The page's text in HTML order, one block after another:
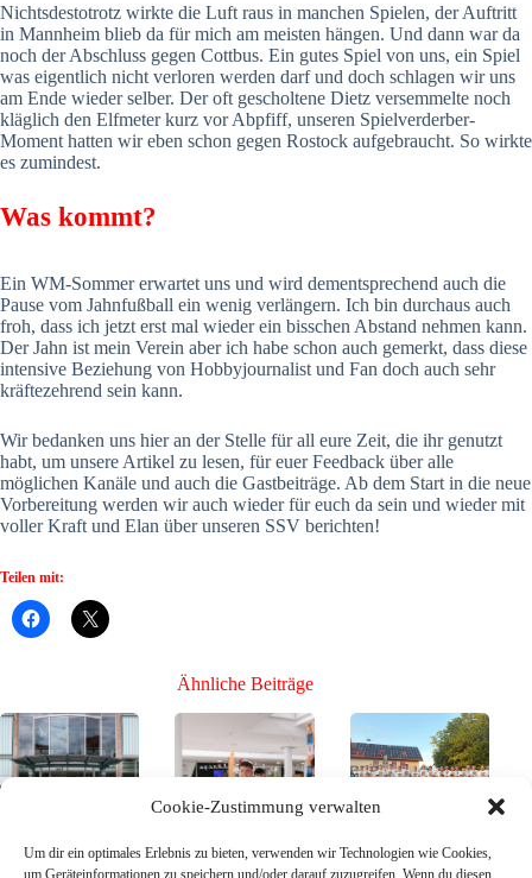
Cookie-Zustimmung verwalten
Um dir ein optimales Erlebnis zu bieten, verwenden wir Technologien wie Cookies,
um Geräteinformationen zu speichern und/oder darauf zuzugreifen. Wenn du diesen
Nichtsdestotrotz wirkte die Luft raus in manchen Spielen, der Auftritt
in Mannheim blieb da für mich am meisten hängen. Und dann war da
noch der Abschluss gegen Cottbus. Ein gutes Spiel von uns, ein Spiel
was eigentlich nicht verloren werden darf und doch schlagen wir uns
am Ende wieder selber. Der oft gescholtene Dietz versemmelte noch
kläglich den Elfmeter kurz vor Abpfiff, unseren Spielverderber-
Moment hatten wir eben schon gegen Rostock aufgebraucht. So wirkte
es zumindest.
Was kommt?
Ein WM-Sommer erwartet uns und wird dementsprechend auch die
Pause vom Jahnfußball ein wenig verlängern. Ich bin durchaus auch
froh, dass ich jetzt erst mal wieder ein bisschen Abstand nehmen kann.
Der Jahn ist mein Verein aber ich habe schon auch gemerkt, dass diese
intensive Beziehung von Hobbyjournalist und Fan doch auch sehr
kräftezehrend sein kann.
Wir bedanken uns hier an der Stelle für all eure Zeit, die ihr genutzt
habt, um unsere Artikel zu lesen, für euer Feedback über alle
möglichen Kanäle und auch die Gastbeiträge. Ab dem Start in die neue
Vorbereitung werden wir auch wieder für euch da sein und wieder mit
voller Kraft und Elan über unseren SSV berichten!
Teilen mit:
Ähnliche Beiträge
Der Kader des
Bühne frei für die
Mission Toto-